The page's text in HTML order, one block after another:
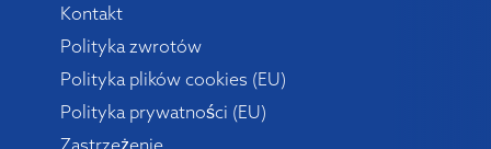
Kontakt
Polityka zwrotów
Polityka plików cookies (EU)
Polityka prywatności (EU)
Zastrzeżenie